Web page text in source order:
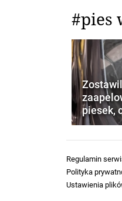
#pies
piesek,
Regulamin
Polityka
Ustawienia